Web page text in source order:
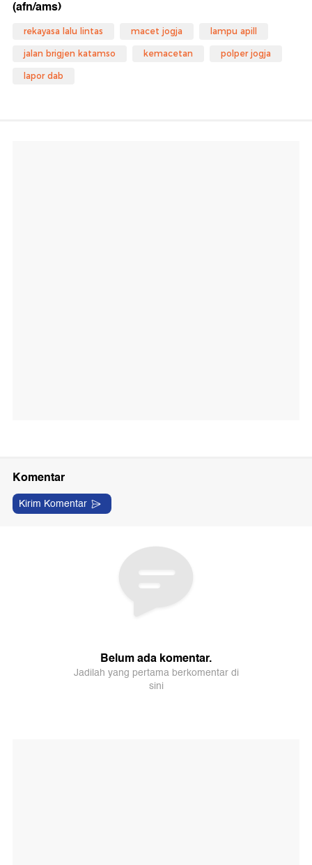
(afn/ams)
rekayasa lalu lintas macet jogja lampu apill
jalan brigjen katamso kemacetan polper jogja
lapor dab